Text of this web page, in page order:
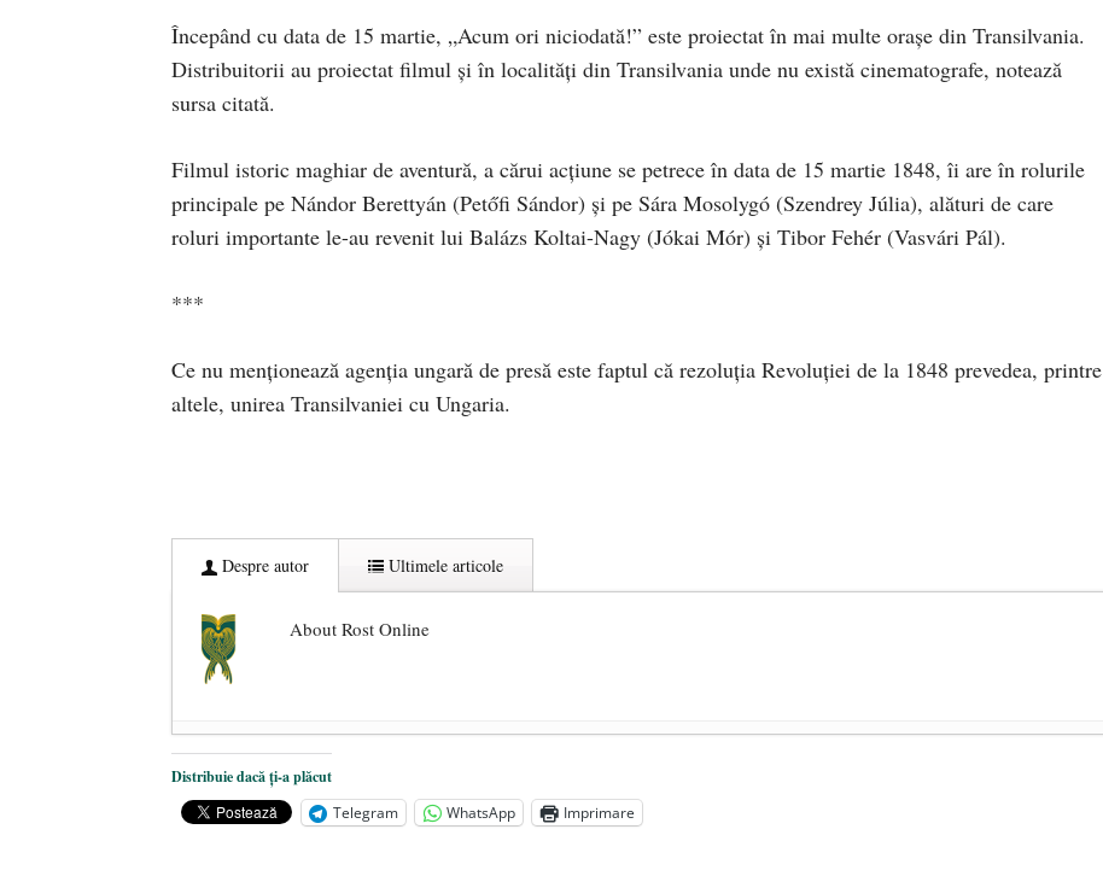
Începând cu data de 15 martie, „Acum ori niciodată!” este proiectat în mai multe oraşe din Transilvania.
Distribuitorii au proiectat filmul şi în localităţi din Transilvania unde nu există cinematografe, notează
sursa citată.
Filmul istoric maghiar de aventură, a cărui acţiune se petrece în data de 15 martie 1848, îi are în rolurile
principale pe Nándor Berettyán (Petőfi Sándor) şi pe Sára Mosolygó (Szendrey Júlia), alături de care
roluri importante le-au revenit lui Balázs Koltai-Nagy (Jókai Mór) şi Tibor Fehér (Vasvári Pál).
***
Ce nu menționează agenția ungară de presă este faptul că rezoluția Revoluției de la 1848 prevedea, printre
altele, unirea Transilvaniei cu Ungaria.
Despre autor Ultimele articole
About Rost Online
Dezvăluiri cutremurătoare despre președintele Ucrainei, Volodymyr Zelensky
Statul care servește Națiunea - 21 aprilie 2026
Legea Vexler produce efecte. Bustul poetului Octavian Goga, înlăturat din Iași
Distribuie dacă ți-a plăcut
Telegram
WhatsApp Imprimare